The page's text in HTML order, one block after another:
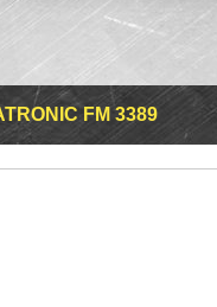
FM 3389